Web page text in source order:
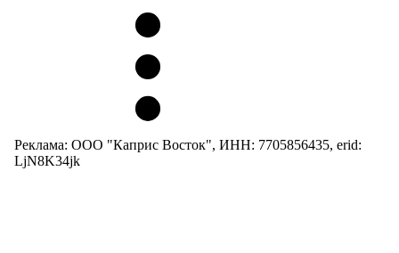
Реклама: ООО "Каприс Восток", ИНН: 7705856435, erid:
LjN8K34jk